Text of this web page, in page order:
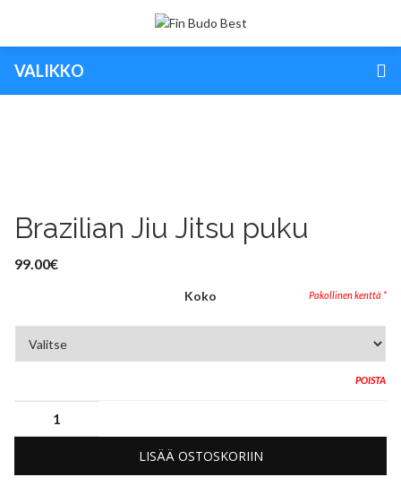
VALIKKO
Brazilian Jiu Jitsu puku
99.00€
Koko
POISTA
LISÄÄ OSTOSKORIIN